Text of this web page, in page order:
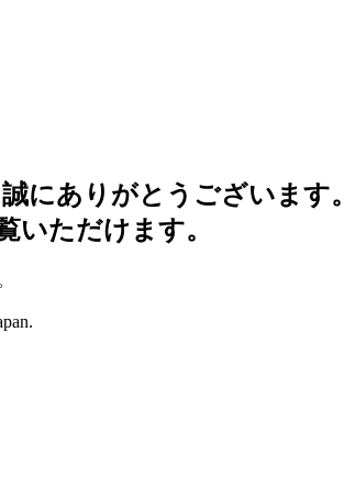
にありがとうございます。
いただけます。